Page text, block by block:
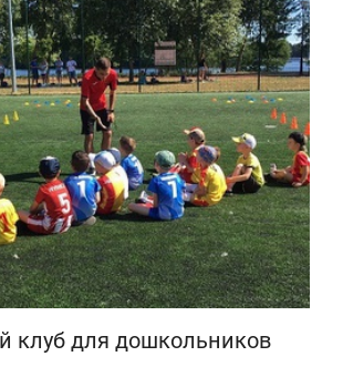
клуб для дошкольников